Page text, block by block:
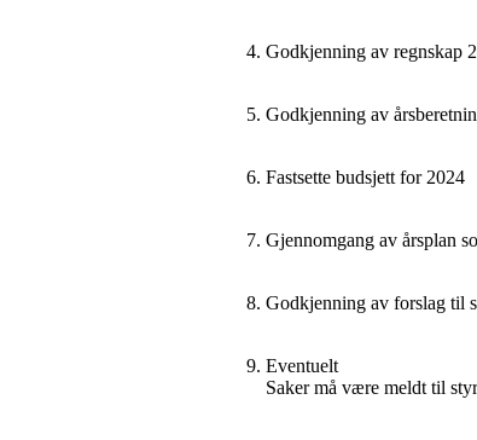
Godkjenning av regnskap
Godkjenning av
Fastsette budsjett for 2024
Gjennomgang av årsplan
Godkjenning av forslag til
Eventuelt
Saker må være meldt til